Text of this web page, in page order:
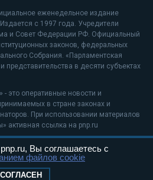
еженедельное издание
с 1997 года. Учредители
и Совет Федерации РФ. Официальный
законов, федеральных
Собрания. «Парламентская
представительства в десяти субъектах
- это оперативные новости и
в стране законах и
При использовании материалов
активная ссылка на pnp.ru
применяютсярекомендательные
данных
Вы соглашаетесь с
файлов cookie
СОГЛАСЕН